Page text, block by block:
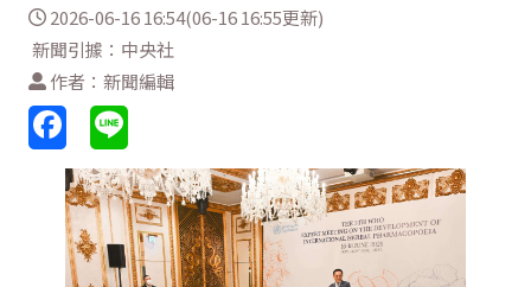
2026-06-16 16:54(06-16 16:55更新)
新聞引據：中央社
作者：新聞編輯